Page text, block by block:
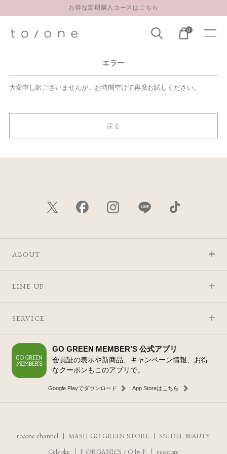
お得な定期購入コースはこちら
【重要】お盆期間中のお問い合わせと商品配送に関しまして
0
エラー
大変申し訳ございませんが、お時間空けて再度お試しください。
戻る
ABOUT
LINE UP
SERVICE
GO GREEN MEMBER’S 公式アプリ
会員証の表示や新商品、キャンペーン情報、お得
なクーポンもこのアプリで。
Google Playでダウンロード App Storeはこちら
to/one channel MASH GO GREEN STORE
SNIDEL BEAUTY
Celvoke
F ORGANICS / O by F ecostore